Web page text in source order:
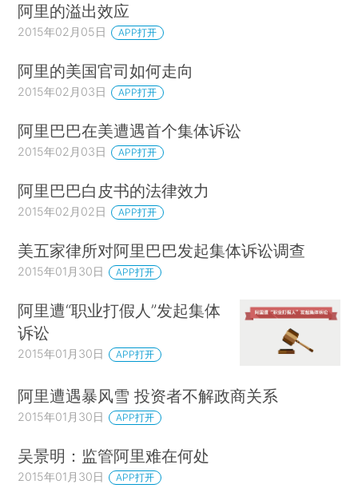
阿里的溢出效应
2015年02月05日 APP打开
阿里的美国官司如何走向
2015年02月03日 APP打开
阿里巴巴在美遭遇首个集体诉讼
2015年02月03日 APP打开
阿里巴巴白皮书的法律效力
2015年02月02日 APP打开
美五家律所对阿里巴巴发起集体诉讼调查
2015年01月30日 APP打开
阿里遭“职业打假人”发起集体
诉讼
2015年01月30日 APP打开
阿里遭遇暴风雪 投资者不解政商关系
2015年01月30日 APP打开
吴景明：监管阿里难在何处
2015年01月30日 APP打开